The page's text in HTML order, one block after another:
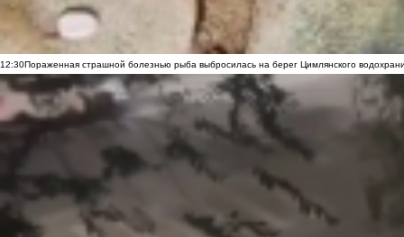
12:30Пораженная страшной болезнью рыба выбросилась на берег Цимлянского